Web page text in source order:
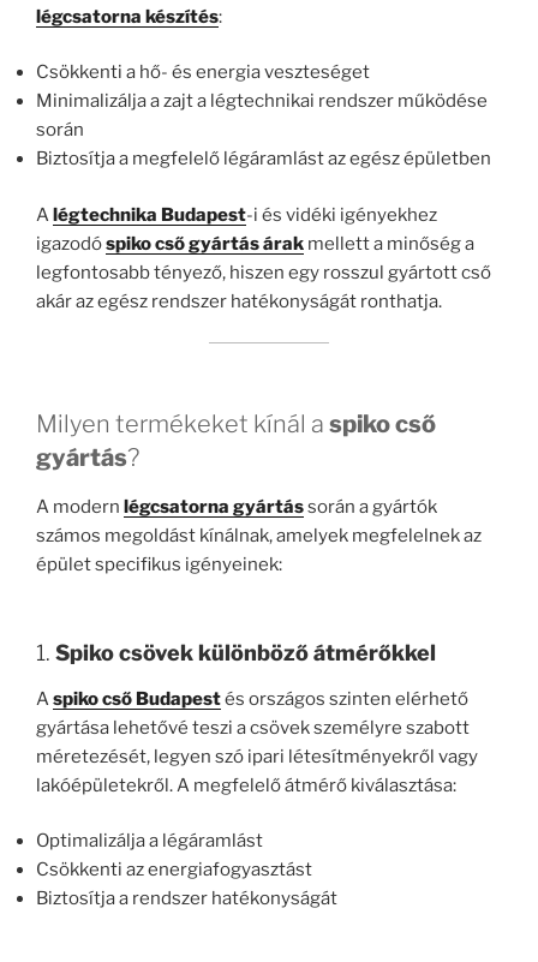
légcsatorna készítés:
Csökkenti a hő- és energia veszteséget
Minimalizálja a zajt a légtechnikai rendszer működése
során
Biztosítja a megfelelő légáramlást az egész épületben
Alégtechnika Budapest-i és vidéki igényekhez
igazodóspiko cső gyártás árak mellett a minőség a
legfontosabb tényező, hiszen egy rosszul gyártott cső
akár az egész rendszer hatékonyságát ronthatja.
Milyen termékeket kínál a spiko cső
gyártás?
A modern légcsatorna gyártássorán a gyártók
számos megoldást kínálnak, amelyek megfelelnek az
épület specifikus igényeinek:
1. Spiko csövek különböző átmérőkkel
Aspiko cső Budapestés országos szinten elérhető
gyártása lehetővé teszi a csövek személyre szabott
méretezését, legyen szó ipari létesítményekről vagy
lakóépületekről. A megfelelő átmérő kiválasztása:
Optimalizálja a légáramlást
Csökkenti az energiafogyasztást
Biztosítja a rendszer hatékonyságát